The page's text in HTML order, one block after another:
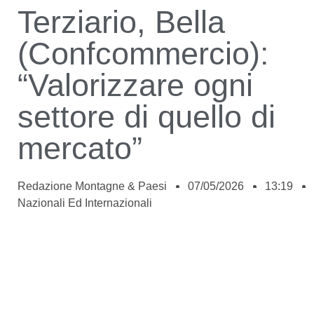
Terziario, Bella
(Confcommercio):
“Valorizzare ogni
settore di quello di
mercato”
Redazione Montagne & Paesi 07/05/2026
13:19
Nazionali Ed Internazionali